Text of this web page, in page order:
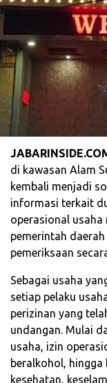
di kawasan Alam
kembali menjadi
informasi terkait
operasional usaha
pemerintah
pemeriksaan
Sebagai usaha
setiap pelaku
perizinan yang
undangan. Mulai
usaha, izin
beralkohol,
kesehatan,